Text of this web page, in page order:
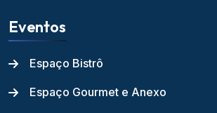
Eventos
Espaço Bistrô
Espaço Gourmet e Anexo